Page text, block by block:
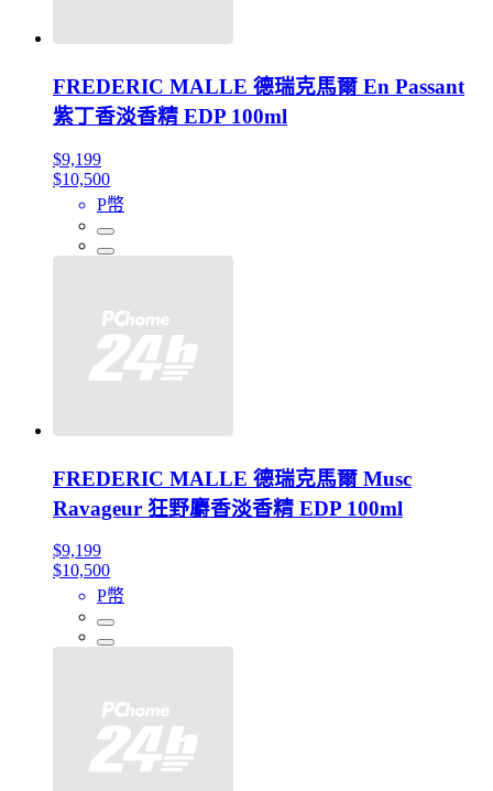
FREDERIC MALLE 德瑞克馬爾 En Passant
紫丁香淡香精 EDP 100ml
$9,199
$10,500
P幣
FREDERIC MALLE 德瑞克馬爾 Musc
Ravageur 狂野麝香淡香精 EDP 100ml
$9,199
$10,500
P幣